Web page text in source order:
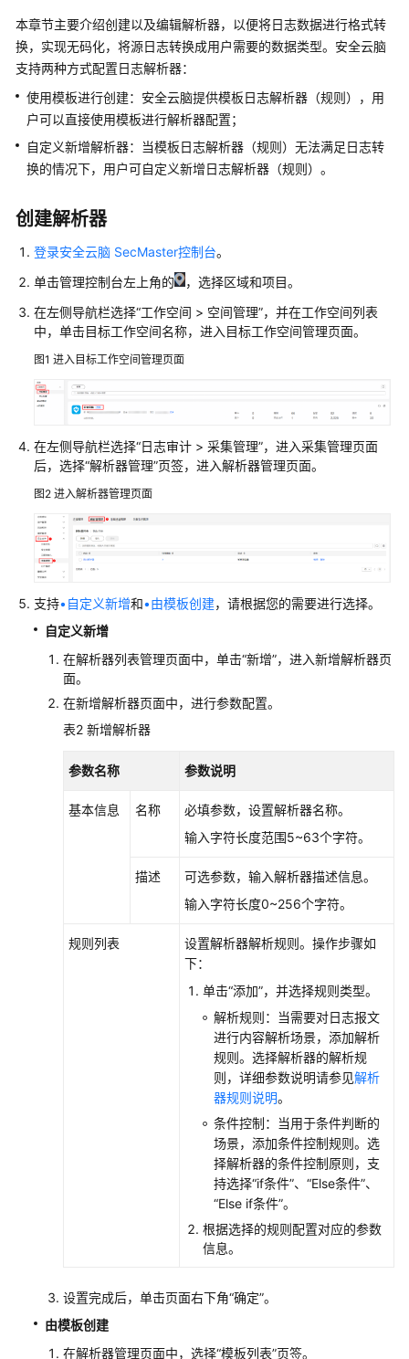
速
门
用
户
指
南
买
全
云
务
委
权
查
作
空
账
防
威
本章节主要介绍创建以及编辑解析器，以便将日志数据进行格式转
换，实现无码化，将源日志转换成用户需要的数据类型。安全云脑
支持两种方式配置日志解析器：
使用模板进行创建：安全云脑提供模板日志解析器（规则），用
户可以直接使用模板进行解析器配置；
自定义新增解析器：当模板日志解析器（规则）无法满足日志转
换的情况下，用户可自定义新增日志解析器（规则）。
创建解析器
登录安全云脑 SecMaster控制台。
单击管理控制台左上角的
，选择区域和项目。
在左侧导航栏选择“工作空间 > 空间管理”，并在工作空间列表
中，单击目标工作空间名称，进入目标工作空间管理页面。
图1 进入目标工作空间管理页面
在左侧导航栏选择“日志审计 > 采集管理”，进入采集管理页面
后，选择“解析器管理”页签，进入解析器管理页面。
图2 进入解析器管理页面
支持•自定义新增和•由模板创建，请根据您的需要进行选择。
自定义新增
在解析器列表管理页面中，单击“新增”，进入新增解析器页
面。
在新增解析器页面中，进行参数配置。
表2 新增解析器
参数名称 参数说明
基本信息 名称
必填参数，设置解析器名称。
输入字符长度范围5~63个字符。
描述
可选参数，输入解析器描述信息。
输入字符长度0~256个字符。
规则列表
设置解析器解析规则。操作步骤如
下：
单击“添加”，并选择规则类型。
解析规则：当需要对日志报文
进行内容解析场景，添加解析
规则。选择解析器的解析规
则，详细参数说明请参见解析
器规则说明。
条件控制：当用于条件判断的
场景，添加条件控制规则。选
择解析器的条件控制原则，支
持选择“if条件”、 “Else条件”、
“Else if条件”。
根据选择的规则配置对应的参数
信息。
设置完成后，单击页面右下角“确定”。
由模板创建
在解析器管理页面中，选择“模板列表”页签。